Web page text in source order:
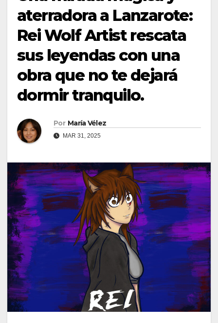
aterradora a Lanzarote:
Rei Wolf Artist rescata
sus leyendas con una
obra que no te dejará
dormir tranquilo.
Por María Vélez
MAR 31, 2025